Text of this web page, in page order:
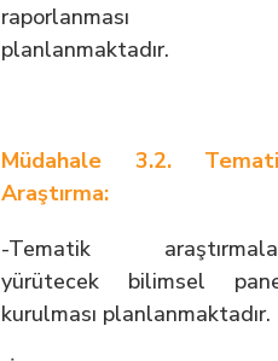
raporlanması
planlanmaktadır.
Müdahale 3.2.
Araştırma:
-Tematik
yürütecek bilimsel
kurulması planlanmaktadır.